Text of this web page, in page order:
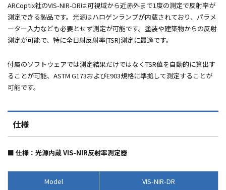
ARCoptix社のVIS-NIR-DRは可視域から近赤外まで1度の測定で反射率が
測定できる製品です。光源はハロゲンランプが内蔵されており、パラメ
ーター入力なども必要とせず測定が可能です。塗装や建築物からの反射
測定が可能で、特に全日射反射率(TSR)測定に最適です。
付属のソフトウェアでは測定結果だけではなく TSR値を自動的に算出す
ることが可能、 ASTM G173およびE903規格に準拠して測定することが
可能です。
仕様
■ 仕様： 光源内蔵VIS-NIR反射率測定器
Model VIS-NIR-DR